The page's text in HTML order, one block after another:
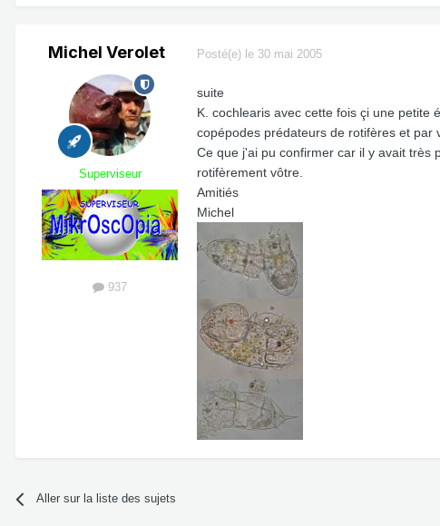
Michel Verolet
Superviseur
937
Posté(e) le 30 mai 2005
suite
K. cochlearis avec cette fois çi une petite
copépodes prédateurs de rotifères et par
Ce que j'ai pu confirmer car il y avait très
rotifèrement vôtre.
Amitiés
Michel
Aller sur la liste des sujets